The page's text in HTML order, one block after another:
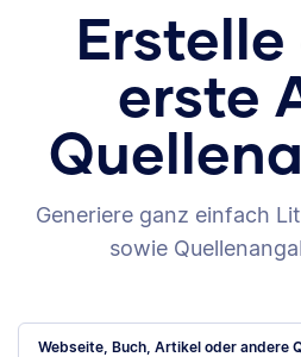
erste
Generiere ganz einfach
sowie
Webseite, Buch, Artikel oder andere